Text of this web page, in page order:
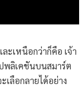
ะเหนือกว่าก็คือ เจ้า
พลิเคชันบนสมาร์ต
เลือกลายได้อย่าง